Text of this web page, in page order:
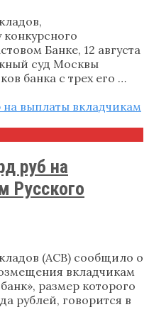
Банке, 12 августа
суд Москвы
банка с трех его …
руб на
Русского
(АСВ) сообщило о
вкладчикам
размер которого
рублей, говорится в